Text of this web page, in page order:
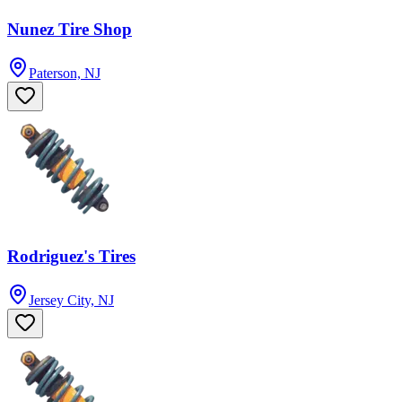
Nunez Tire Shop
Paterson, NJ
Rodriguez's Tires
Jersey City, NJ